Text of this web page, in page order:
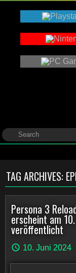
TAG ARCHIVES:
Persona 3
erscheint am
veröffentlicht
10. Juni 2024